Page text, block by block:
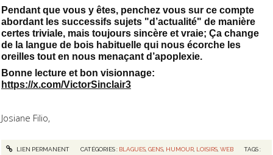
Pendant que vous y êtes, penchez vous sur ce compte
abordant les successifs sujets "d’actualité" de manière
certes triviale, mais toujours sincère et vraie; Ça change
de la langue de bois habituelle qui nous écorche les
oreilles tout en nous menaçant d’apoplexie.
Bonne lecture et bon visionnage:
https://x.com/VictorSinclair3
Josiane Filio,
LIEN PERMANENT CATÉGORIES : BLAGUES, GENS, HUMOUR, LOISIRS, WEB
TAGS :